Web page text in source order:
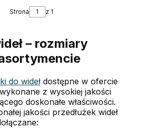
Strona z 1
– rozmiary
do wideł dostępne w ofercie
z wysokiej jakości
doskonałe właściwości.
jakości przedłużek wideł